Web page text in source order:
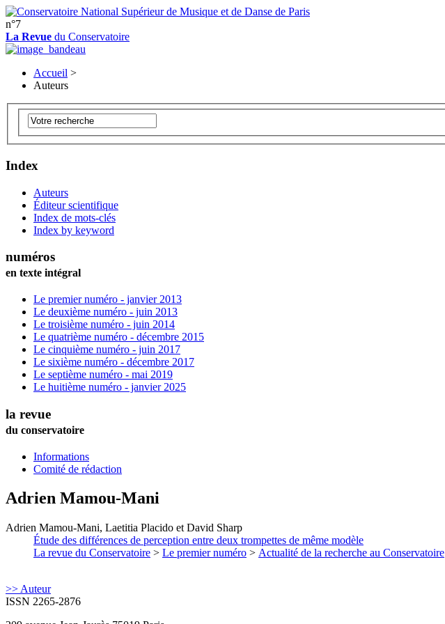
n°7
La Revue du Conservatoire
Accueil >
Auteurs
Index
Auteurs
Éditeur scientifique
Index de mots-clés
Index by keyword
numéros
en texte intégral
Le premier numéro - janvier 2013
Le deuxième numéro - juin 2013
Le troisième numéro - juin 2014
Le quatrième numéro - décembre 2015
Le cinquième numéro - juin 2017
Le sixième numéro - décembre 2017
Le septième numéro - mai 2019
Le huitième numéro - janvier 2025
la revue
du conservatoire
Informations
Comité de rédaction
Adrien Mamou-Mani
Adrien Mamou-Mani, Laetitia Placido et David Sharp
Étude des différences de perception entre deux trompettes de même modèle
La revue du Conservatoire > Le premier numéro > Actualité de la recherche au Conservatoire
>> Auteur
ISSN 2265-2876